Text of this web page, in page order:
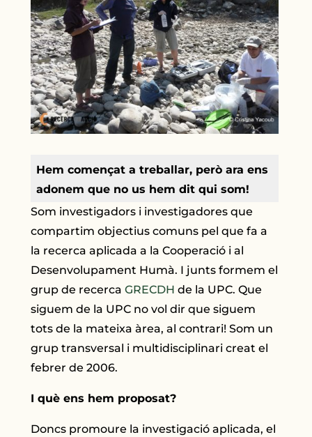
Hem començat a treballar, però ara ens
adonem que no us hem dit qui som!
Som investigadors i investigadores que
compartim objectius comuns pel que fa a
la recerca aplicada a la Cooperació i al
Desenvolupament Humà. I junts formem el
grup de recercaGRECDHde la UPC. Que
siguem de la UPC no vol dir que siguem
tots de la mateixa àrea, al contrari! Som un
grup transversal i multidisciplinari creat el
febrer de 2006.
I què ens hem proposat?
Doncs promoure la investigació aplicada, el